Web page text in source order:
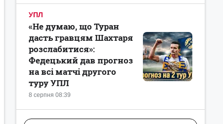
УПЛ
8 серпня 08:39
«Не думаю, що Туран
дасть гравцям Шахтаря
розслабитися»:
Федецький дав прогноз
на всі матчі другого
туру УПЛ